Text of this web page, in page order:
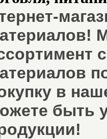
в
быть